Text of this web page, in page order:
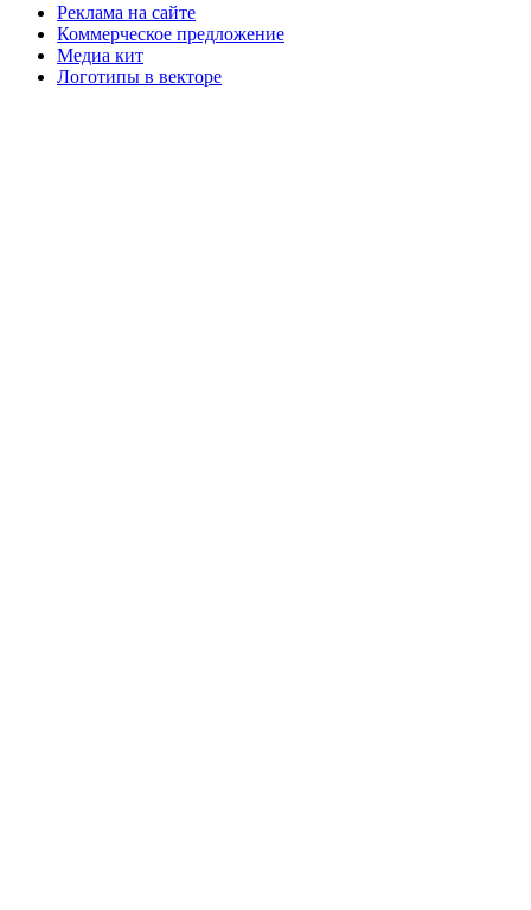
Реклама на сайте
Коммерческое предложение
Медиа кит
Логотипы в векторе